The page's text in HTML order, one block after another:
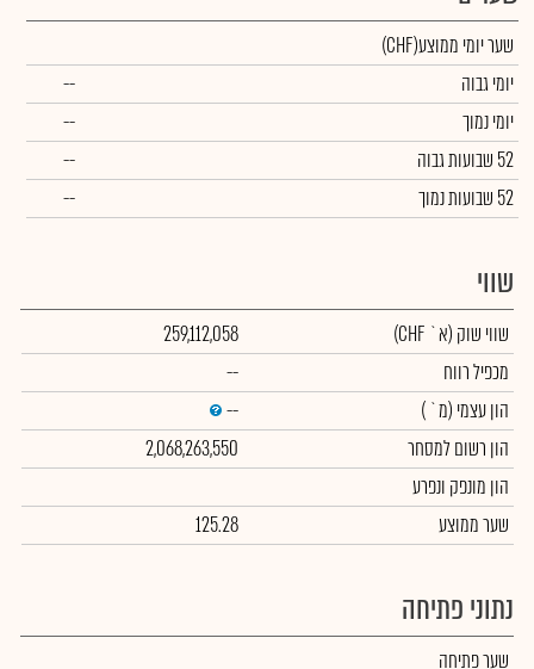
שער יומי ממוצע(CHF)
יומי גבוה
--
יומי נמוך
--
52 שבועות גבוה
--
52 שבועות נמוך
--
שווי
שווי שוק (א` CHF)
259,112,058
מכפיל רווח
--
הון עצמי (מ` )
--
הון רשום למסחר
2,068,263,550
הון מונפק ונפרע
שער ממוצע
125.28
נתוני פתיחה
שער פתיחה